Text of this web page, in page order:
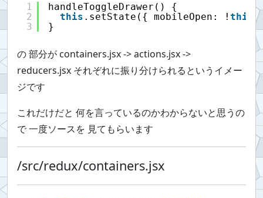
1
2
3
handleToggleDrawer() {
this .setState({ mobileOpen: ! this
}
の 部分が containers.jsx -> actions.jsx ->
reducers.jsx それぞれに振り分けられるというイメー
ジです
これだけだと 何を言っているのかわからないと思うの
で 一度ソースを 見てもらいます
/src/redux/containers.jsx